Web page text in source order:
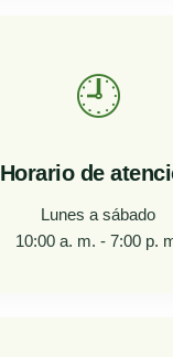
🕘
Horario de
Lunes a sábado
10:00 a. m. - 7:00 p.